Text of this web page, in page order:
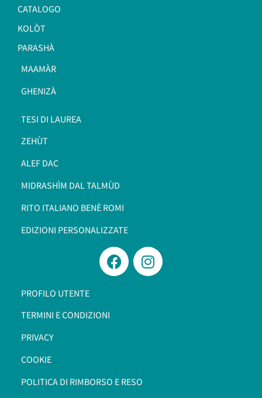
CATALOGO
KOLÒT
PARASHÀ
MAAMÀR
GHENIZÀ
TESI DI LAUREA
ZEHÙT
ALEF DAC
MIDRASHÌM DAL TALMÙD
RITO ITALIANO BENÈ ROMI​
EDIZIONI PERSONALIZZATE
PROFILO UTENTE
TERMINI E CONDIZIONI
PRIVACY
COOKIE
POLITICA DI RIMBORSO E RESO